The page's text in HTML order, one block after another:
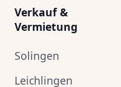
Verkauf &
Vermietung
Solingen
Leichlingen